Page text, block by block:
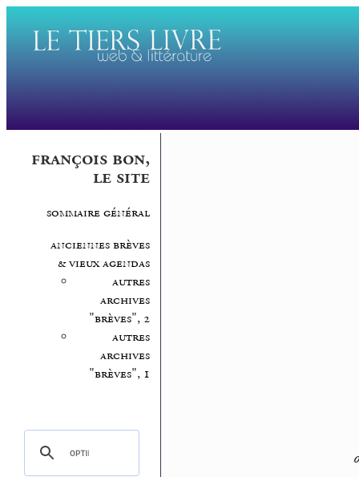
françois bon,
le site
sommaire général
anciennes brèves
& vieux agendas
autres
archives
"brèves", 2
autres
archives
"brèves", 1